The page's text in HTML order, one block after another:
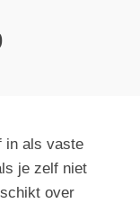
in als vaste
je zelf niet
over